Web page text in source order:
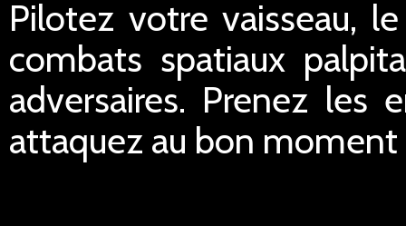
Pilotez votre vaisseau,
combats spatiaux
adversaires. Prenez les
attaquez au bon moment